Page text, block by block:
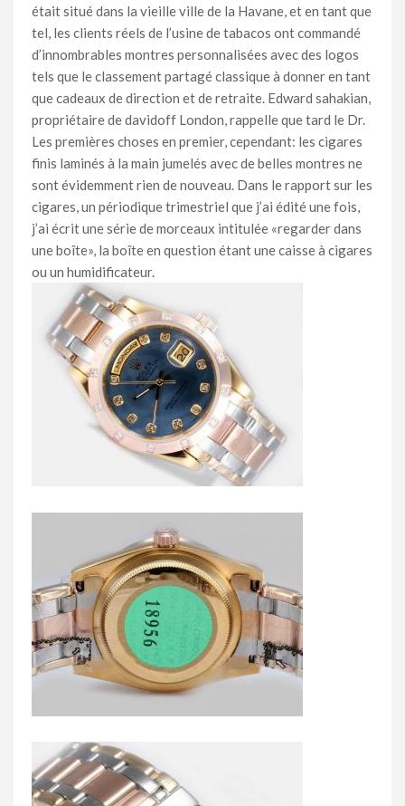
était situé dans la vieille ville de la Havane, et en tant que
tel, les clients réels de l’usine de tabacos ont commandé
d’innombrables montres personnalisées avec des logos
tels que le classement partagé classique à donner en tant
que cadeaux de direction et de retraite. Edward sahakian,
propriétaire de davidoff London, rappelle que tard le Dr.
Les premières choses en premier, cependant: les cigares
finis laminés à la main jumelés avec de belles montres ne
sont évidemment rien de nouveau. Dans le rapport sur les
cigares, un périodique trimestriel que j’ai édité une fois,
j’ai écrit une série de morceaux intitulée «regarder dans
une boîte», la boîte en question étant une caisse à cigares
ou un humidificateur.